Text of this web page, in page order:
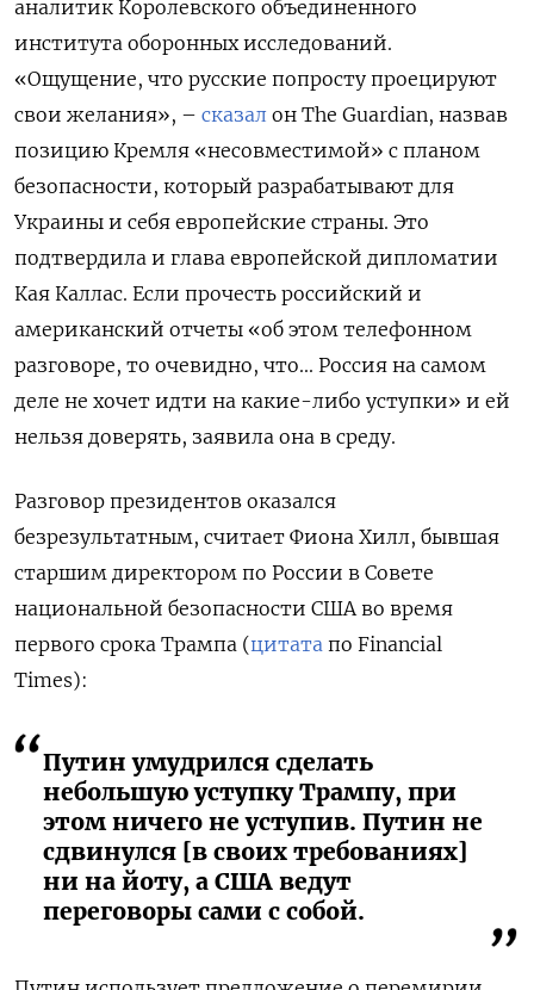
аналитик Королевского объединенного
института оборонных исследований.
«Ощущение, что русские попросту проецируют
свои желания», – сказал он The Guardian, назвав
позицию Кремля «несовместимой» с планом
безопасности, который разрабатывают для
Украины и себя европейские страны. Это
подтвердила и глава европейской дипломатии
Кая Каллас. Если прочесть российский и
американский отчеты «об этом телефонном
разговоре, то очевидно, что... Россия на самом
деле не хочет идти на какие-либо уступки» и ей
нельзя доверять, заявила она в среду.
Разговор президентов оказался
безрезультатным, считает Фиона Хилл, бывшая
старшим директором по России в Совете
национальной безопасности США во время
первого срока Трампа (цитата по Financial
Times):
Путин умудрился сделать
небольшую уступку Трампу, при
этом ничего не уступив. Путин не
сдвинулся [в своих требованиях]
ни на йоту, а США ведут
переговоры сами с собой.